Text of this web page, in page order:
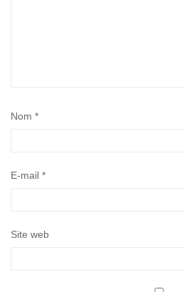
Nom *
E-mail *
Site web